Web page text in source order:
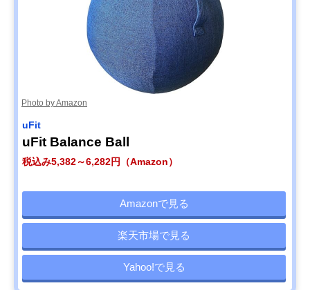
Photo by Amazon
uFit
uFit Balance Ball
税込み5,382～6,282円（Amazon）
Amazonで見る
楽天市場で見る
Yahoo!で見る